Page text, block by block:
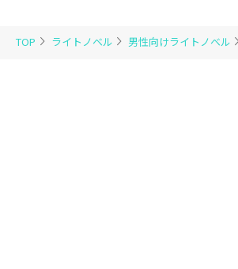
TOP ライトノベル 男性向けライトノベル